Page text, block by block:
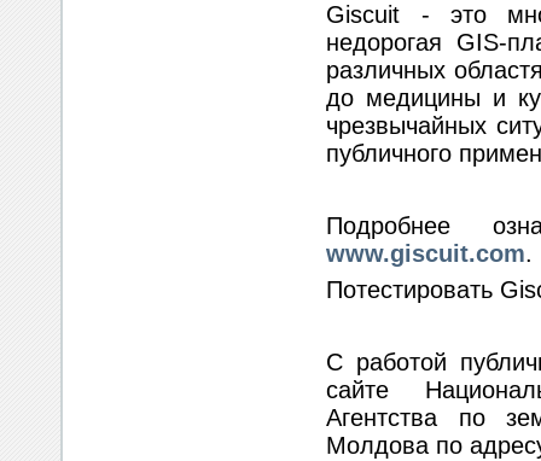
Giscuit - это
недорогая GIS-
различных
до медицины и
чрезвычайных
публичного
Подробнее
www.giscuit.com.
Потестировать
С работой
сайте
Агентства по
Молдова по